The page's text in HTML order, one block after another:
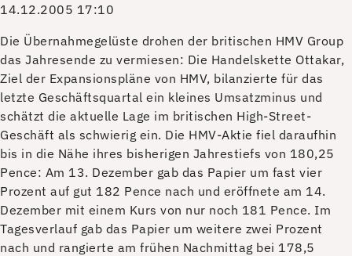
14.12.2005 17:10
Die Übernahmegelüste drohen der britischen HMV Group
das Jahresende zu vermiesen: Die Handelskette Ottakar,
Ziel der Expansionspläne von HMV, bilanzierte für das
letzte Geschäftsquartal ein kleines Umsatzminus und
schätzt die aktuelle Lage im britischen High-Street-
Geschäft als schwierig ein. Die HMV-Aktie fiel daraufhin
bis in die Nähe ihres bisherigen Jahrestiefs von 180,25
Pence: Am 13. Dezember gab das Papier um fast vier
Prozent auf gut 182 Pence nach und eröffnete am 14.
Dezember mit einem Kurs von nur noch 181 Pence. Im
Tagesverlauf gab das Papier um weitere zwei Prozent
nach und rangierte am frühen Nachmittag bei 178,5